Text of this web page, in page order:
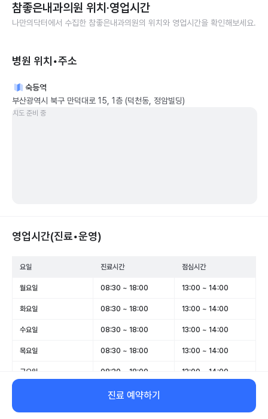
참좋은내과의원 위치·영업시간
나만의닥터에서 수집한 참좋은내과의원의 위치와 영업시간을 확인해보세요.
병원 위치•주소
숙등역
부산광역시 북구 만덕대로 15, 1층 (덕천동, 정암빌딩)
지도 준비 중
영업시간(진료•운영)
요일 진료시간 점심시간
월요일 08:30 ~ 18:00 13:00 ~ 14:00
화요일 08:30 ~ 18:00 13:00 ~ 14:00
수요일 08:30 ~ 18:00 13:00 ~ 14:00
목요일 08:30 ~ 18:00 13:00 ~ 14:00
금요일 08:30 ~ 18:00 13:00 ~ 14:00
08:30 ~ 12:30
일요일 휴무 -
진료 예약하기